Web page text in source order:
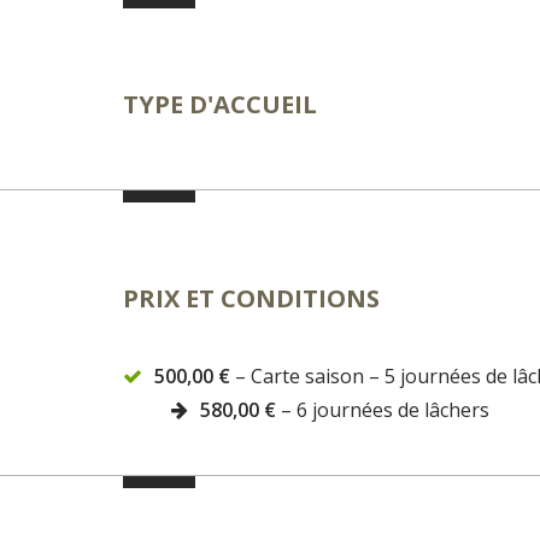
TYPE D'ACCUEIL
PRIX ET CONDITIONS
500,00 € – Carte saison – 5 journées de
580,00 € – 6 journées de lâchers